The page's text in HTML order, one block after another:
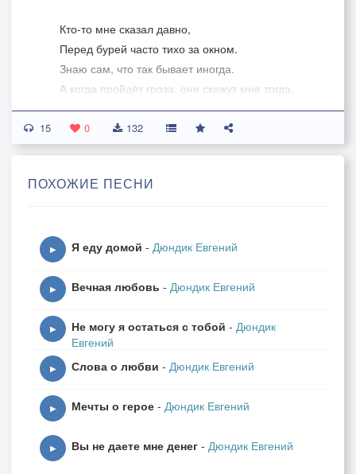
Кто-то мне сказал давно,
Перед бурей часто тихо за окном.
Знаю сам, что так бывает иногда.
А когда пройдёт гроза, они скажут мне тогда,
Это просто дождь слепой,
Что бывает в ясный день.
Он сверкающий такой,
Хоть однажды, всё равно,
А вчера, позавчера солнца не было вообще,
Так бывает и в душе,
Что печали прибавляют вес.
В круговерти разных дел.
Что поделать, это наш удел.
15 0 132
ПОХОЖИЕ ПЕСНИ
▶ Я еду домой - Дюндик Евгений
▶ Вечная любовь - Дюндик Евгений
▶ Не могу я остаться с тобой - Дюндик
Евгений
▶ Слова о любви - Дюндик Евгений
▶ Мечты о герое - Дюндик Евгений
▶ Вы не даете мне денег - Дюндик Евгений